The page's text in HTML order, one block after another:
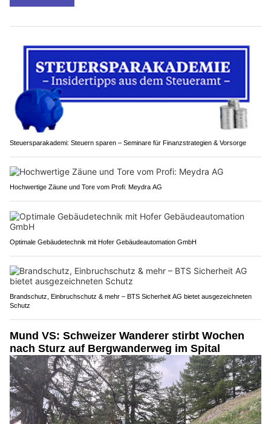
Steuersparakademi: Steuern sparen – Seminare für Finanzstrategien & Vorsorge
Hochwertige Zäune und Tore vom Profi: Meydra AG
Optimale Gebäudetechnik mit Hofer Gebäudeautomation GmbH
Brandschutz, Einbruchschutz & mehr – BTS Sicherheit AG bietet ausgezeichneten
Schutz
Mund VS: Schweizer Wanderer stirbt Wochen
nach Sturz auf Bergwanderweg im Spital